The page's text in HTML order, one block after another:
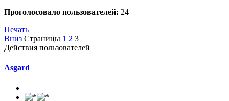
Проголосовало пользователей: 24
Печать
Вниз Страницы 1 2 3
Действия пользователей
Asgard